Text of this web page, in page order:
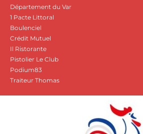
Département du Var
1 Pacte Littoral
Boulenciel
Crédit Mutuel
Il Ristorante
Pistolier Le Club
Podium83
Traiteur Thomas